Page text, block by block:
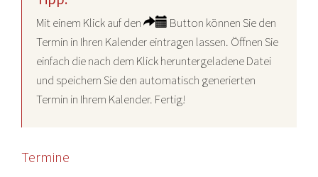
Mit einem Klick auf den
Button können Sie den
Termin in Ihren Kalender eintragen lassen. Öffnen Sie
einfach die nach dem Klick heruntergeladene Datei
und speichern Sie den automatisch generierten
Termin in Ihrem Kalender. Fertig!
Termine